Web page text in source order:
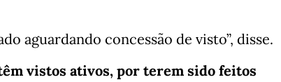
aguardando concessão de visto”, disse.
vistos ativos, por terem sido feitos